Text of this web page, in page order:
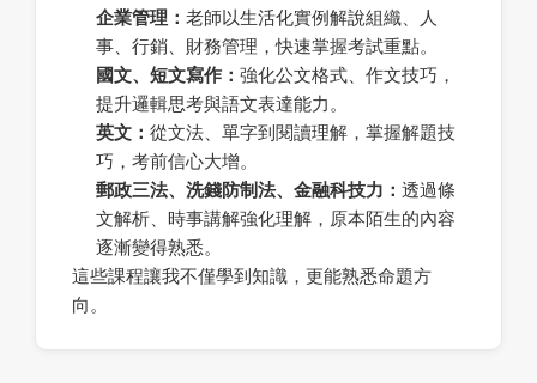
企業管理： 老師以生活化實例解說組織、人
事、行銷、財務管理，快速掌握考試重點。
國文、短文寫作： 強化公文格式、作文技巧，
提升邏輯思考與語文表達能力。
英文： 從文法、單字到閱讀理解，掌握解題技
巧，考前信心大增。
郵政三法、洗錢防制法、金融科技力： 透過條
文解析、時事講解強化理解，原本陌生的內容
逐漸變得熟悉。
這些課程讓我不僅學到知識，更能熟悉命題方
向。